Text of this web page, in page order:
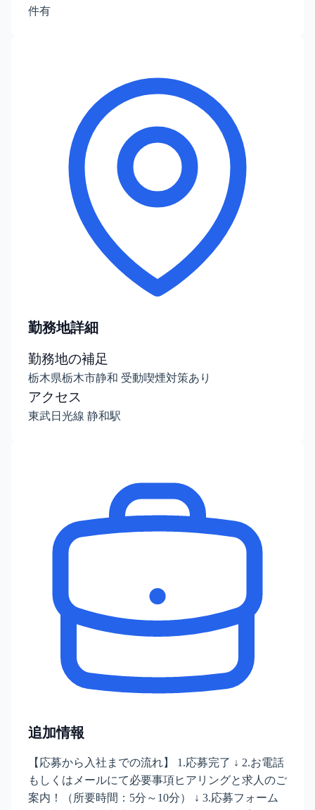
件有
勤務地詳細
勤務地の補足
栃木県栃木市静和 受動喫煙対策あり
アクセス
東武日光線 静和駅
追加情報
【応募から入社までの流れ】 1.応募完了 ↓ 2.お電話
もしくはメールにて必要事項ヒアリングと求人のご
案内！（所要時間：5分～10分） ↓ 3.応募フォーム